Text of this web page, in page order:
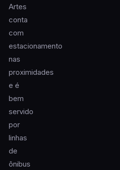
Artes
conta
com
estacionamento
nas
proximidades
e é
bem
servido
por
linhas
de
ônibus